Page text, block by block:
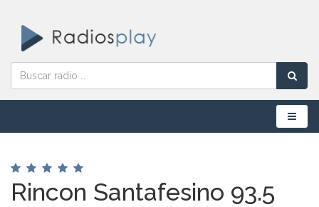
Menú
Rincon Santafesino 93.5